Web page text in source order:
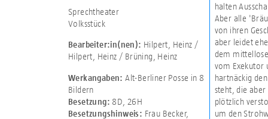
Sprechtheater
Volksstück
Bearbeiter:in(nen): Hilpert, Heinz /
Hilpert, Heinz / Brüning, Heinz
Werkangaben: Alt-Berliner Posse in 8
Bildern
Besetzung: 8D 26H
Besetzungshinweis: Frau Becker,
halten
Aber alle
von ihren
aber leidet
dem
vom Exekutor
hartnäckig
steht, die
plötzlich
um den